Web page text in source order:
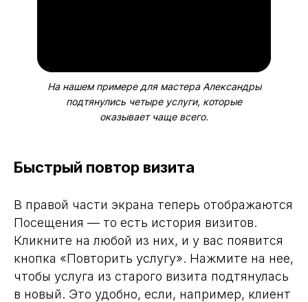
На нашем примере для мастера Александры
подтянулись четыре услуги, которые
оказывает чаще всего.
Быстрый повтор визита
В правой части экрана теперь отображаются
Посещения — то есть история визитов.
Кликните на любой из них, и у вас появится
кнопка «Повторить услугу». Нажмите на нее,
чтобы услуга из старого визита подтянулась
в новый. Это удобно, если, например, клиент